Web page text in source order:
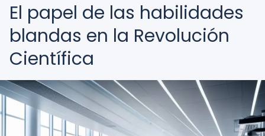
El papel de las habilidades
blandas en la Revolución
Científica